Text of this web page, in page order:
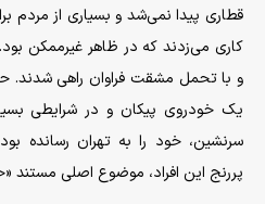
قطاری پیدا نمی‌شد و بسیاری از مردم
کاری می‌زدند که در ظاهر غیرممکن
و با تحمل مشقت فراوان راهی شدند.
یک خودروی پیکان و در شرایطی
سرنشین، خود را به تهران رسانده
پررنج این افراد، موضوع اصلی مستند